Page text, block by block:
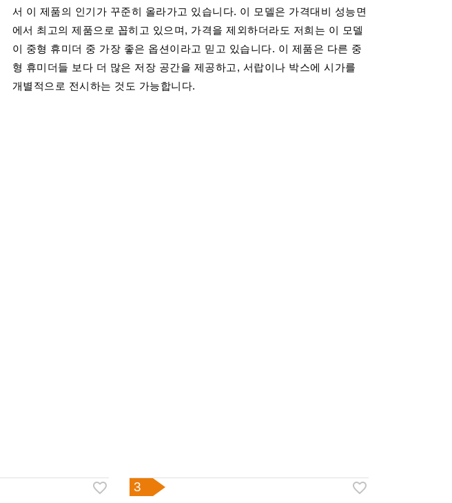
서 이 제품의 인기가 꾸준히 올라가고 있습니다. 이 모델은 가격대비 성능면
에서 최고의 제품으로 꼽히고 있으며, 가격을 제외하더라도 저희는 이 모델
이 중형 휴미더 중 가장 좋은 옵션이라고 믿고 있습니다. 이 제품은 다른 중
형 휴미더들 보다 더 많은 저장 공간을 제공하고, 서랍이나 박스에 시가를
개별적으로 전시하는 것도 가능합니다.
3